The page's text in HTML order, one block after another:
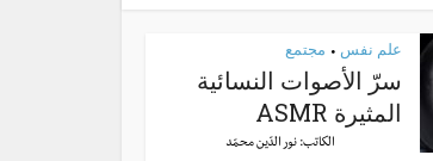
علم نفس • مجتمع
سرّ الأصوات النسائية
المثيرة ASMR
الكاتب:نور الدّين محمّد